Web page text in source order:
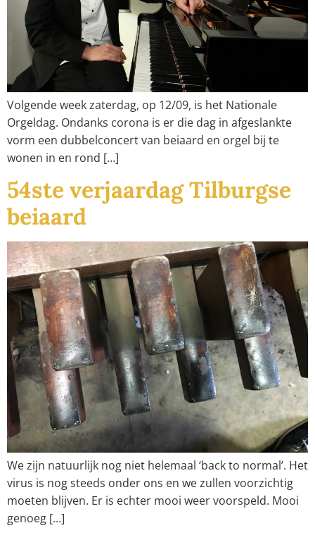
Volgende week zaterdag, op 12/09, is het Nationale
Orgeldag. Ondanks corona is er die dag in afgeslankte
vorm een dubbelconcert van beiaard en orgel bij te
wonen in en rond […]
54ste verjaardag Tilburgse
beiaard
We zijn natuurlijk nog niet helemaal ‘back to normal’. Het
virus is nog steeds onder ons en we zullen voorzichtig
moeten blijven. Er is echter mooi weer voorspeld. Mooi
genoeg […]